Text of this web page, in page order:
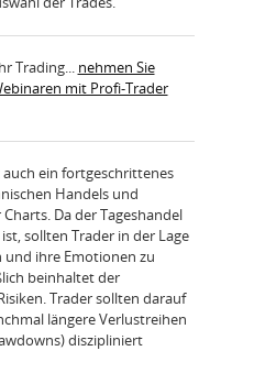
Trading... nehmen Sie
mit Profi-Trader
ein fortgeschrittenes
Handels und
Da der Tageshandel
sollten Trader in der Lage
und ihre Emotionen zu
beinhaltet der
Trader sollten darauf
längere Verlustreihen
diszipliniert